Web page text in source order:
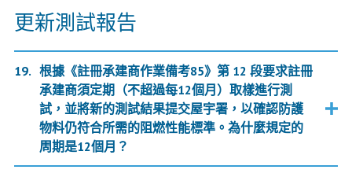
更新測試報告
根據《註冊承建商作業備考85》第 12 段要求註冊
承建商須定期（不超過每12個月）取樣進行測
試，並將新的測試結果提交屋宇署，以確認防護
物料仍符合所需的阻燃性能標準。為什麼規定的
周期是12個月？